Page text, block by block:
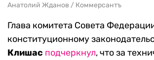
Анатолий Жданов / Коммерсантъ
Глава комитета Совета
конституционному
Клишас подчеркнул, что за